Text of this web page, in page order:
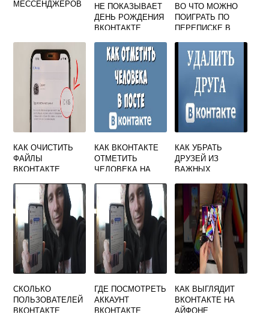
МЕССЕНДЖЕРОВ
НЕ ПОКАЗЫВАЕТ
ДЕНЬ РОЖДЕНИЯ
ВКОНТАКТЕ
ВО ЧТО МОЖНО
ПОИГРАТЬ ПО
ПЕРЕПИСКЕ В
КАК ОЧИСТИТЬ
ФАЙЛЫ
ВКОНТАКТЕ
КАК ВКОНТАКТЕ
ОТМЕТИТЬ
ЧЕЛОВЕКА НА
КАК УБРАТЬ
ДРУЗЕЙ ИЗ
ВАЖНЫХ
СКОЛЬКО
ПОЛЬЗОВАТЕЛЕЙ
ВКОНТАКТЕ
ГДЕ ПОСМОТРЕТЬ
АККАУНТ
ВКОНТАКТЕ
КАК ВЫГЛЯДИТ
ВКОНТАКТЕ НА
АЙФОНЕ